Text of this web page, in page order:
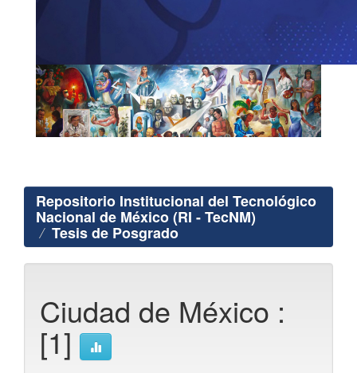
Repositorio Institucional del Tecnológico
Nacional de México (RI - TecNM)
Tesis de Posgrado
Ciudad de México :
[1]